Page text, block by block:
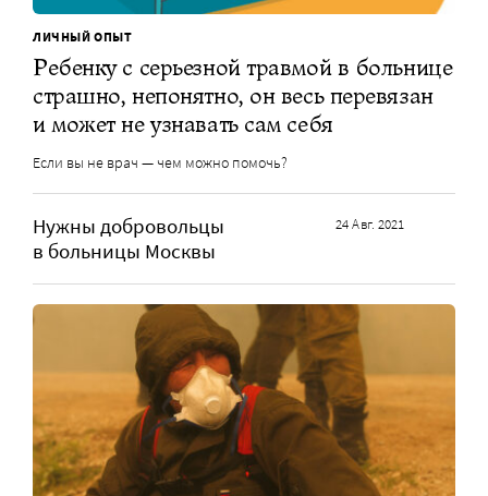
ЛИЧНЫЙ ОПЫТ
Ребенку с серьезной травмой в больнице
страшно, непонятно, он весь перевязан
и может не узнавать сам себя
Если вы не врач — чем можно помочь?
Нужны добровольцы
в больницы Москвы
24 Авг. 2021